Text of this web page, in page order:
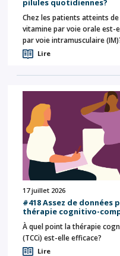
pilules quotidiennes?
Chez les patients atteints
vitamine par voie orale est-
par voie intramusculaire
Lire
17 juillet 2026
#418 Assez de
thérapie cognitivo-
À quel point la thérapie
(TCCi) est-elle efficace?
Lire